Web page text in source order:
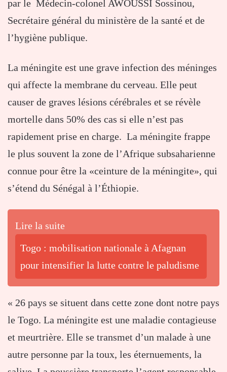
par le Médecin-colonel AWOUSSI Sossinou,
Secrétaire général du ministère de la santé et de
l’hygiène publique.
La méningite est une grave infection des méninges
qui affecte la membrane du cerveau. Elle peut
causer de graves lésions cérébrales et se révèle
mortelle dans 50% des cas si elle n’est pas
rapidement prise en charge. La méningite frappe
le plus souvent la zone de l’Afrique subsaharienne
connue pour être la «ceinture de la méningite», qui
s’étend du Sénégal à l’Éthiopie.
Lire la suite
Togo : mobilisation nationale à Afagnan
pour intensifier la lutte contre le paludisme
« 26 pays se situent dans cette zone dont notre pays
le Togo. La méningite est une maladie contagieuse
et meurtrière. Elle se transmet d’un malade à une
autre personne par la toux, les éternuements, la